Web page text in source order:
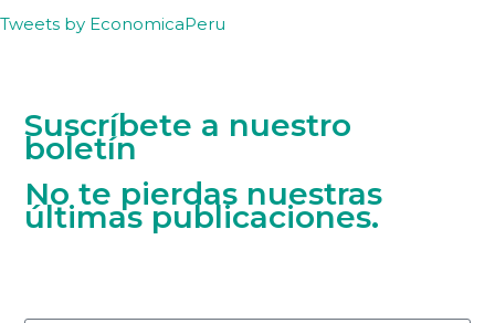
Tweets by EconomicaPeru
Suscríbete a nuestro
boletín
No te pierdas nuestras
últimas publicaciones.